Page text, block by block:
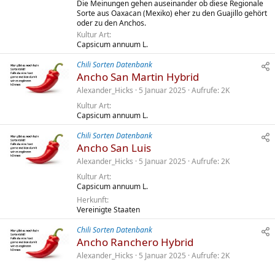
Die Meinungen gehen auseinander ob diese Regionale
Sorte aus Oaxacan (Mexiko) eher zu den Guajillo gehört
oder zu den Anchos.
Kultur Art
Capsicum annuum L.
Chili Sorten Datenbank
Ancho San Martin Hybrid
Alexander_Hicks 5 Januar 2025 Aufrufe 2K
Kultur Art
Capsicum annuum L.
Chili Sorten Datenbank
Ancho San Luis
Alexander_Hicks 5 Januar 2025 Aufrufe 2K
Kultur Art
Capsicum annuum L.
Herkunft
Vereinigte Staaten
Chili Sorten Datenbank
Ancho Ranchero Hybrid
Alexander_Hicks 5 Januar 2025 Aufrufe 2K